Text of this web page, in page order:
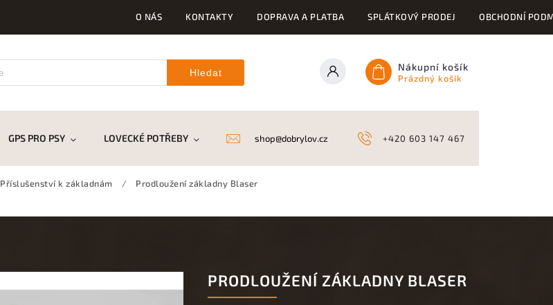
O NÁS KONTAKTY DOPRAVA A PLATBA SPLÁTKOVÝ PRODEJ OBCHODNÍ
Hledat Nákupní košík
Prázdný košík
GPS PRO PSY LOVECKÉ POTŘEBY DRONY KYNOLOGICKÉ POTŘEBY NAHÁŇKY A LOV
+420 603 147 467
shop@dobrylov.cz
Příslušenství k základnám / Prodloužení základny Blaser
PRODLOUŽENÍ ZÁKLADNY BLASER